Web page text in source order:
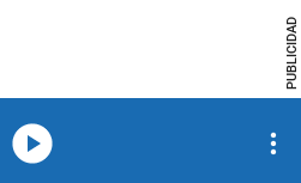
PUBLICIDAD